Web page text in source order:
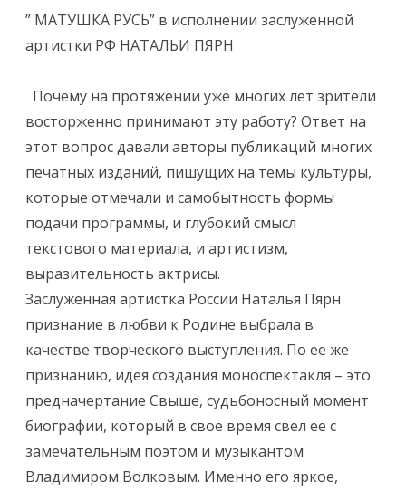
” МАТУШКА РУСЬ” в исполнении заслуженной
артистки РФ НАТАЛЬИ ПЯРН
​ ​ Почему на протяжении уже многих лет зрители
восторженно принимают​ эту работу? Ответ на
этот вопрос давали авторы публикаций многих​
печатных изданий, пишущих на темы культуры,
которые отмечали и самобытность формы
подачи программы, и глубокий смысл
текстового материала, и артистизм,
выразительность актрисы.
Заслуженная артистка России Наталья Пярн
признание в любви к Родине​ выбрала в
качестве творческого выступления.​ По ее же
признанию, идея создания моноспектакля – это
предначертание Свыше, судьбоносный момент
биографии, который в свое время свел ее с
замечательным поэтом и музыкантом​
Владимиром Волковым. Именно его яркое,